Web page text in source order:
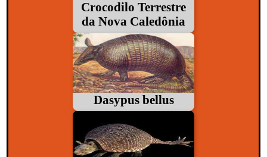
Crocodilo Terrestre
da Nova Caledônia
Dasypus bellus